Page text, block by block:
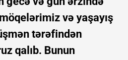
və yaşayış
tərəfindən
qalıb. Bunun